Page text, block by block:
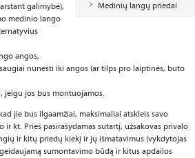
Medinių langų priedai
galimybė),
medinio lango
angos,
nunešti iki angos (ar tilps pro laiptinės, buto
jeigu jos bus montuojamos.
jie bus ilgaamžiai, maksimaliai atskleis savo
kt. Prieš pasirašydamas sutartį, užsakovas privalo
ir kitų priedų kiekį ir jų išmatavimus (vykdytojas
sumontavimo būdą ir kitus apdailos